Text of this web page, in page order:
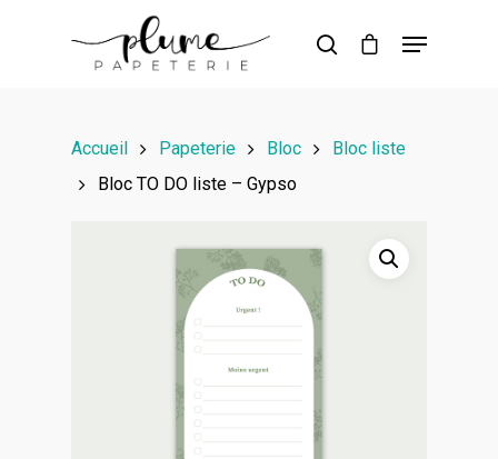
Accueil Papeterie Bloc
Bloc liste
Bloc TO DO liste – Gypso